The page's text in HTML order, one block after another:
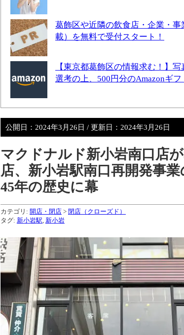
葛飾区や近隣の飲食店・企業・
載）を無料で受付スタート！
【東京都葛飾区の情報求む！】
選考の上、500円分のAmazonギ
公開日： 2024年3月26日 / 更新日： 2024年3月26日
マクドナルド新小岩南口店
店、新小岩駅南口再開発事
45年の歴史に幕
カテゴリ: 開店・閉店 > 閉店（クローズド）
タグ: 新小岩駅 新小岩